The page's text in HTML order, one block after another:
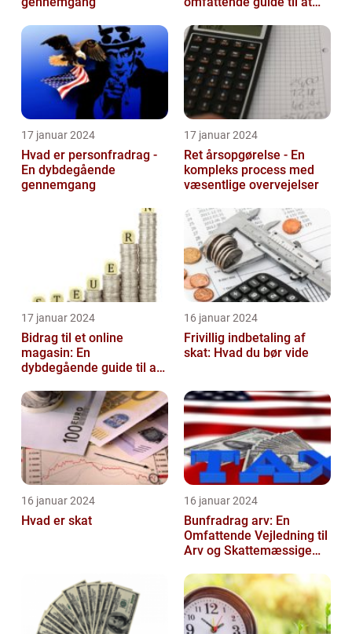
skattesystemet
17 januar 2024
Hvad er personfradrag -
En dybdegående
gennemgang
17 januar 2024
Ret årsopgørelse - En
kompleks process med
væsentlige overvejelser
17 januar 2024
Bidrag til et online
magasin: En
dybdegående guide til at
denne vigtige praksis...
16 januar 2024
Frivillig indbetaling af
skat: Hvad du bør vide
16 januar 2024
Hvad er skat
16 januar 2024
Bunfradrag arv: En
Omfattende Vejledning til
Arv og Skattemæssige